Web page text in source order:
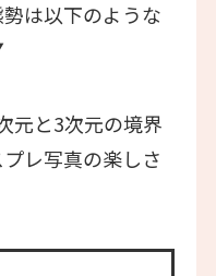
は以下のような
元と3次元の境界
レ写真の楽しさ